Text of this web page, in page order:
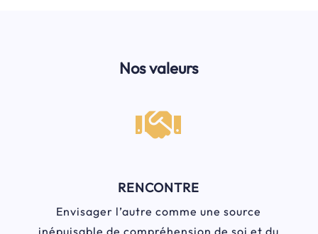
Nos valeurs

RENCONTRE
Envisager l’autre comme une source